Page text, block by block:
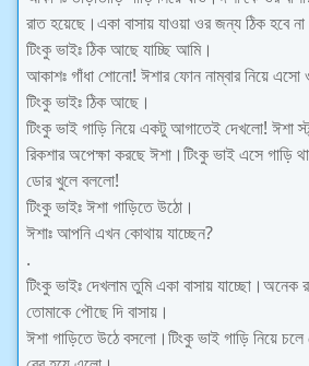
রাত হয়েছে।একা বাসায় যাওয়া ওর জন্য ঠিক হবে
টিংকু ভাইঃ ঠিক আছে যাচ্ছি আমি।
আকাশঃ গাঁধা শোনো! ঈশার ফোন নাম্বার নিয়ে এসো
টিংকু ভাইঃ ঠিক আছে।
টিংকু ভাই গাড়ি নিয়ে একটু আগাতেই দেখলো! ঈশা
রিকশার অপেক্ষা করছে ঈশা।টিংকু ভাই এসে গাড়ি
ডোর খুলে বললো!
টিংকু ভাইঃ ঈশা গাড়িতে উঠো।
ঈশাঃ আপনি এখন কোথায় যাচ্ছেন?
.
টিংকু ভাইঃ দেখলাম তুমি একা বাসায় যাচ্ছো।অনেক
তোমাকে পৌছে দি বাসায়।
ঈশা গাড়িতে উঠে বসলো।টিংকু ভাই গাড়ি নিয়ে